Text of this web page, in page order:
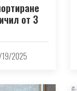
от 3
19/2025